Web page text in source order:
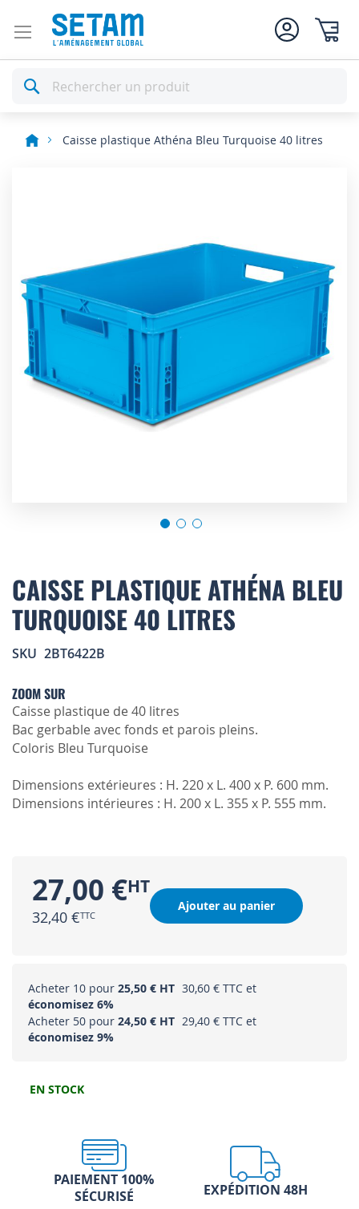
Rechercher
Caisse plastique Athéna Bleu Turquoise 40 litres
images
gallery
to
the
beginning
images
CAISSE PLASTIQUE ATHÉNA BLEU
TURQUOISE 40 LITRES
SKU 2BT6422B
ZOOM SUR
Caisse plastique de 40 litres
Bac gerbable avec fonds et parois pleins.
Coloris Bleu Turquoise
Dimensions extérieures : H. 220 x L. 400 x P. 600 mm.
Dimensions intérieures : H. 200 x L. 355 x P. 555 mm.
27,00 €
32,40 €
Ajouter au panier
Acheter 10 pour 25,50 € 30,60 €
et
économisez 6%
Acheter 50 pour 24,50 € 29,40 €
et
économisez 9%
EN STOCK
PAIEMENT 100%
SÉCURISÉ
EXPÉDITION 48H